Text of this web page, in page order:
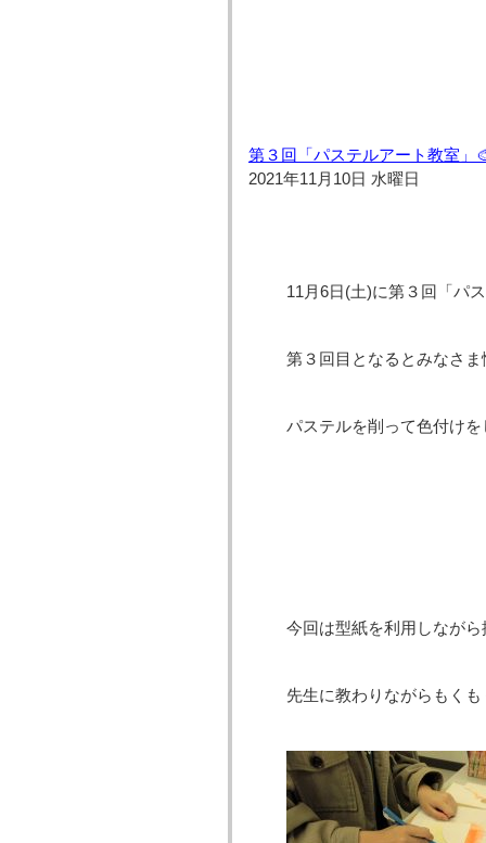
第３回「パステルアート教室」
2021年11月10日 水曜日
11月6日(土)に第３回「パ
第３回目となるとみなさ
パステルを削って色付け
今回は型紙を利用しながら
先生に教わりながらもく